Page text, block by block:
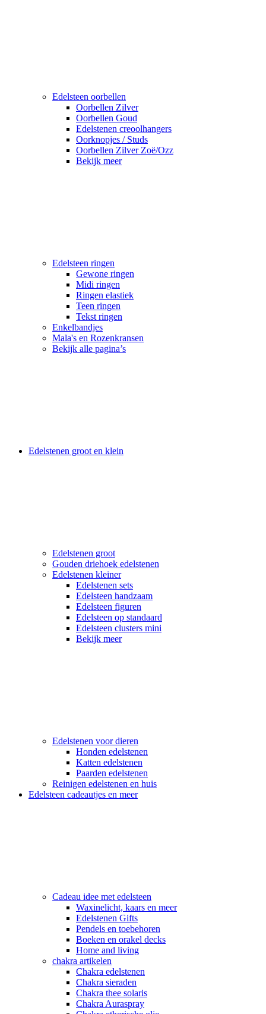
Edelsteen oorbellen
Oorbellen Zilver
Oorbellen Goud
Edelstenen creoolhangers
Oorknopjes / Studs
Oorbellen Zilver Zoë/Ozz
Bekijk meer
Edelsteen ringen
Gewone ringen
Midi ringen
Ringen elastiek
Teen ringen
Tekst ringen
Enkelbandjes
Mala's en Rozenkransen
Bekijk alle pagina’s
Edelstenen groot en klein
Edelstenen groot
Gouden driehoek edelstenen
Edelstenen kleiner
Edelstenen sets
Edelsteen handzaam
Edelsteen figuren
Edelsteen op standaard
Edelsteen clusters mini
Bekijk meer
Edelstenen voor dieren
Honden edelstenen
Katten edelstenen
Paarden edelstenen
Reinigen edelstenen en huis
Edelsteen cadeautjes en meer
Cadeau idee met edelsteen
Waxinelicht, kaars en meer
Edelstenen Gifts
Pendels en toebehoren
Boeken en orakel decks
Home and living
chakra artikelen
Chakra edelstenen
Chakra sieraden
Chakra thee solaris
Chakra Auraspray